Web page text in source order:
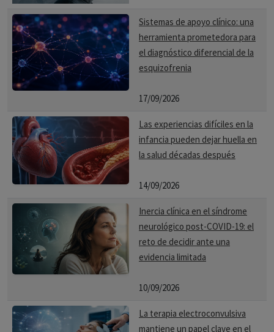
Sistemas de apoyo clínico: una
herramienta prometedora para
el diagnóstico diferencial de la
esquizofrenia
17/09/2026
Las experiencias difíciles en la
infancia pueden dejar huella en
la salud décadas después
14/09/2026
Inercia clínica en el síndrome
neurológico post-COVID-19: el
reto de decidir ante una
evidencia limitada
10/09/2026
La terapia electroconvulsiva
mantiene un papel clave en el